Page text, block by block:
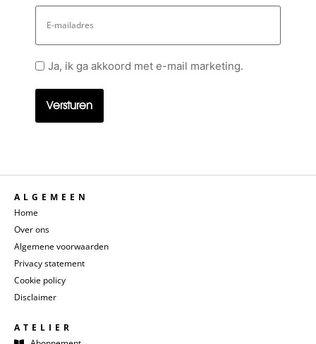
E-
mailadres
GeenJa, ik ga akkoord met e-mail marketing.
ALGEMEEN
Home
Over ons
Algemene voorwaarden
Privacy statement
Cookie policy
Disclaimer
ATELIER